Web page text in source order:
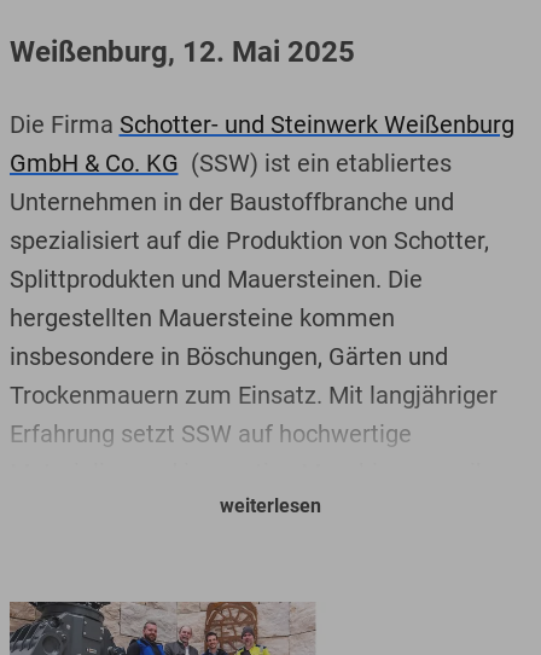
Weißenburg, 12. Mai 2025
Die Firma Schotter- und Steinwerk Weißenburg
GmbH & Co. KG (SSW) ist ein etabliertes
Unternehmen in der Baustoffbranche und
spezialisiert auf die Produktion von Schotter,
Splittprodukten und Mauersteinen. Die
hergestellten Mauersteine kommen
insbesondere in Böschungen, Gärten und
Trockenmauern zum Einsatz. Mit langjähriger
Erfahrung setzt SSW auf hochwertige
Kunden die bestmögliche Qualität zu bieten.
ZX220W-7Mobilbagger von Kiesel in Betrieb
genommen. Diese speziell für SSW angefertigte
weiterlesen